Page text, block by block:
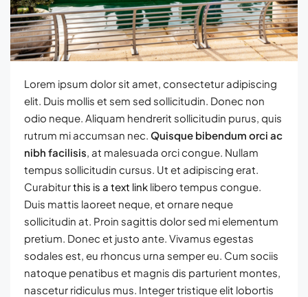
Lorem ipsum dolor sit amet, consectetur adipiscing
elit. Duis mollis et sem sed sollicitudin. Donec non
odio neque. Aliquam hendrerit sollicitudin purus, quis
rutrum mi accumsan nec. Quisque bibendum orci ac
nibh facilisis , at malesuada orci congue. Nullam
tempus sollicitudin cursus. Ut et adipiscing erat.
Curabiturthis is a text link libero tempus congue.
Duis mattis laoreet neque, et ornare neque
sollicitudin at. Proin sagittis dolor sed mi elementum
pretium. Donec et justo ante. Vivamus egestas
sodales est, eu rhoncus urna semper eu. Cum sociis
natoque penatibus et magnis dis parturient montes,
nascetur ridiculus mus. Integer tristique elit lobortis